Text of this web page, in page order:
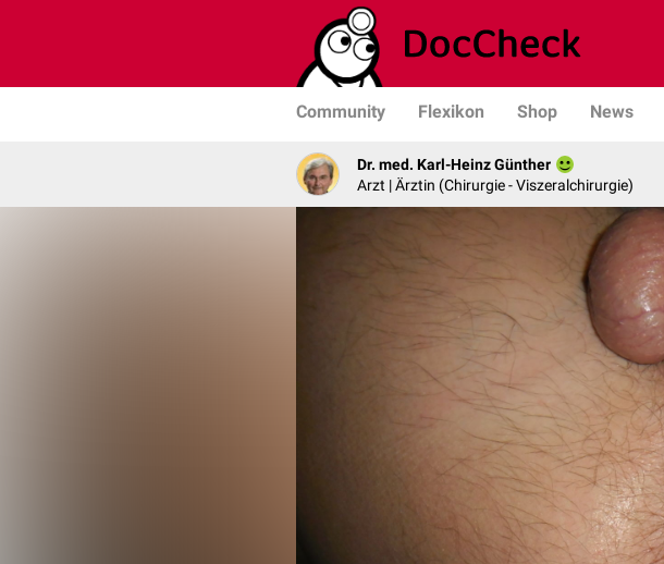
Community Flexikon Shop News
Dr. med. Karl-Heinz Günther
Arzt | Ärztin (Chirurgie - Viszeralchirurgie)